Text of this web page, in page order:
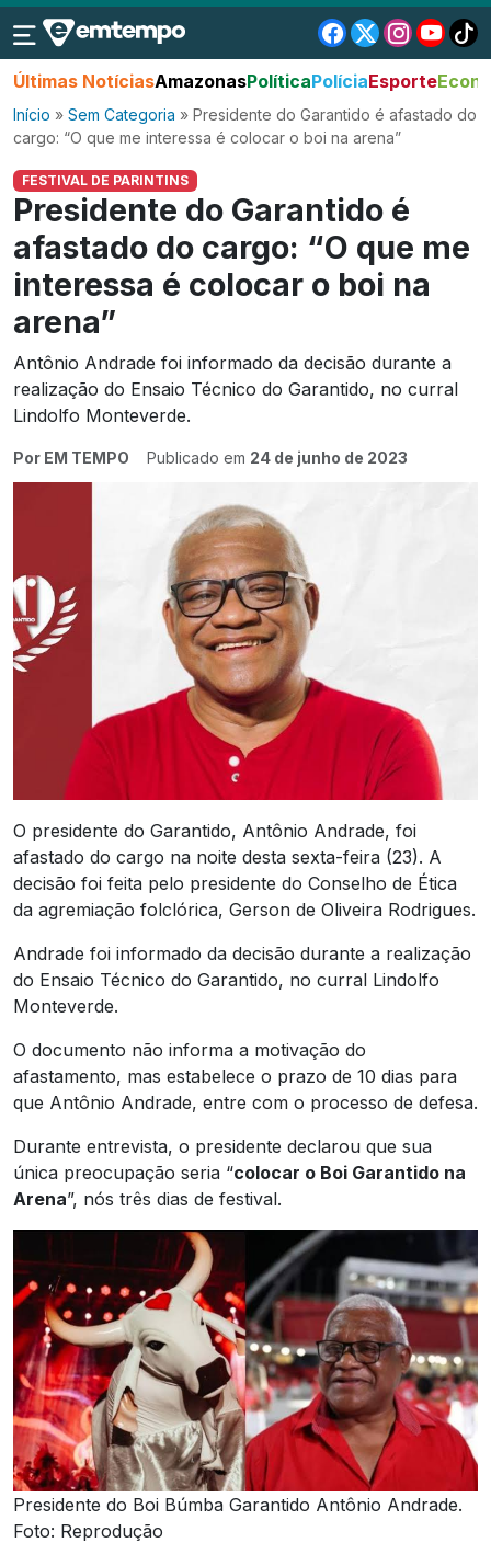
Últimas NotíciasAmazonasPolíticaPolíciaEsporte
Início » Sem Categoria » Presidente do Garantido é afastado do
cargo: “O que me interessa é colocar o boi na arena”
FESTIVAL DE PARINTINS
Presidente do Garantido é
afastado do cargo: “O que me
interessa é colocar o boi na
arena”
Antônio Andrade foi informado da decisão durante a
realização do Ensaio Técnico do Garantido, no curral
Lindolfo Monteverde.
Por EM TEMPO Publicado em 24 de junho de 2023
O presidente do Garantido, Antônio Andrade, foi
afastado do cargo na noite desta sexta-feira (23). A
decisão foi feita pelo presidente do Conselho de Ética
da agremiação folclórica, Gerson de Oliveira Rodrigues.
Andrade foi informado da decisão durante a realização
do Ensaio Técnico do Garantido, no curral Lindolfo
Monteverde.
O documento não informa a motivação do
afastamento, mas estabelece o prazo de 10 dias para
que Antônio Andrade, entre com o processo de defesa.
Durante entrevista, o presidente declarou que sua
única preocupação seria “colocar o Boi Garantido na
Arena”, nós três dias de festival.
Presidente do Boi Búmba Garantido Antônio Andrade.
Foto: Reprodução